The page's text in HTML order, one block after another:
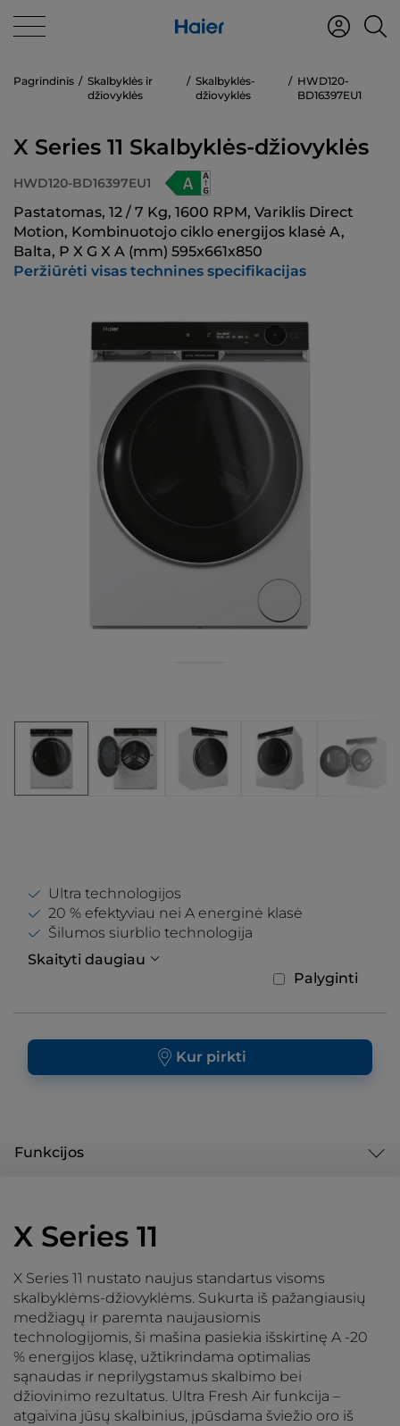
Pagrindinis
Skalbyklės ir
džiovyklės
Skalbyklės-
džiovyklės
HWD120-
BD16397EU1
X Series 11 Skalbyklės-džiovyklės
HWD120-BD16397EU1
Pastatomas, 12 / 7 Kg, 1600 RPM, Variklis Direct
Motion, Kombinuotojo ciklo energijos klasė A,
Balta, P X G X A (mm) 595x661x850
Peržiūrėti visas technines specifikacijas
Ultra technologijos
20 % efektyviau nei A energinė klasė
Šilumos siurblio technologija
Skaityti daugiau
Palyginti
Kur pirkti
Funkcijos
X Series 11
X Series 11 nustato naujus standartus visoms
skalbyklėms-džiovyklėms. Sukurta iš pažangiausių
medžiagų ir paremta naujausiomis
technologijomis, ši mašina pasiekia išskirtinę A -20
% energijos klasę, užtikrindama optimalias
sąnaudas ir neprilygstamus skalbimo bei
džiovinimo rezultatus. Ultra Fresh Air funkcija –
atgaivina jūsų skalbinius, įpūsdama šviežio oro iš